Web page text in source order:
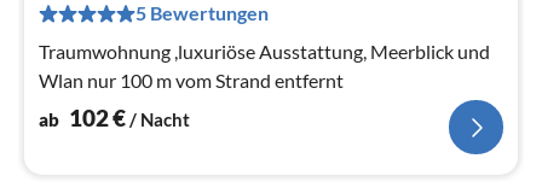
5 Bewertungen
Traumwohnung ,luxuriöse Ausstattung, Meerblick und
Wlan nur 100 m vom Strand entfernt
ab 102€/ Nacht